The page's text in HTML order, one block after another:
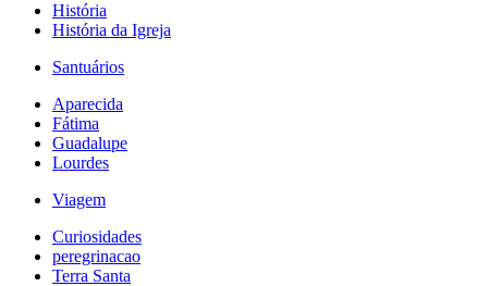
História
História da Igreja
Santuários
Aparecida
Fátima
Guadalupe
Lourdes
Viagem
Curiosidades
peregrinacao
Terra Santa